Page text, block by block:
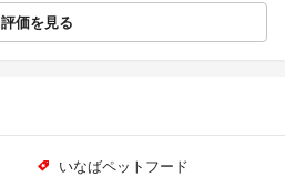
評価を見る
いなばペットフード